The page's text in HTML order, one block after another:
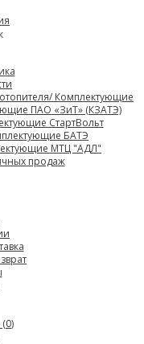
Комплектующие
ПАО «ЗиТ» (КЗАТЭ)
СтартВольт
БАТЭ
МТЦ "АДЛ"
продаж
(0)